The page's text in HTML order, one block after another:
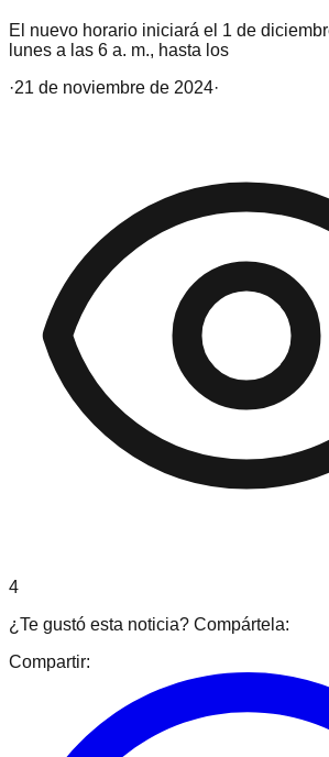
El nuevo horario iniciará el 1 de
lunes a las 6 a. m., hasta los
·21 de noviembre de 2024·
4
¿Te gustó esta noticia? Compártela:
Compartir: